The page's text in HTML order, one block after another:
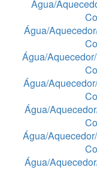
Água/
Água/
Água/
Água/
Água/
Água/
Água/